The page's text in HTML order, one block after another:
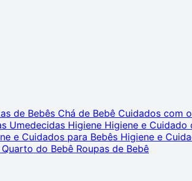
de Bebês Chá de Bebê Cuidados com
Umedecidas Higiene Higiene e Cuidado
e Cuidados para Bebês Higiene e
Quarto do Bebê Roupas de Bebê